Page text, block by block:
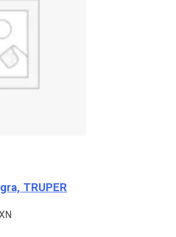
TRUPER